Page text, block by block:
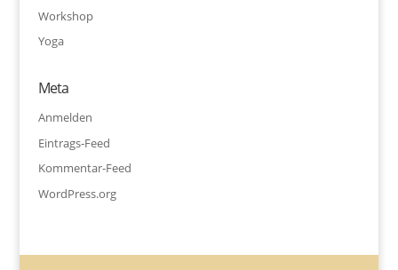
Workshop
Yoga
Meta
Anmelden
Eintrags-Feed
Kommentar-Feed
WordPress.org